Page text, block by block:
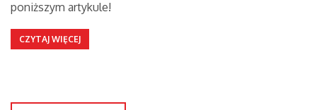
poniższym artykule!
CZYTAJ WIĘCEJ